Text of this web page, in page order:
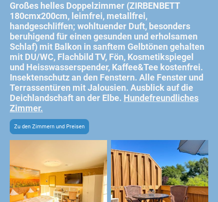
Großes helles Doppelzimmer (ZIRBENBETT
180cmx200cm, leimfrei, metallfrei,
handgeschliffen; wohltuender Duft, besonders
beruhigend für einen gesunden und erholsamen
Schlaf) mit Balkon in sanftem Gelbtönen gehalten
mit DU/WC, Flachbild TV, Fön, Kosmetikspiegel
und Heisswasserspender, Kaffee&Tee kostenfrei.
Insektenschutz an den Fenstern. Alle Fenster und
Terrassentüren mit Jalousien. Ausblick auf die
Deichlandschaft an der Elbe. Hundefreundliches
Zimmer.
Zu den Zimmern und Preisen